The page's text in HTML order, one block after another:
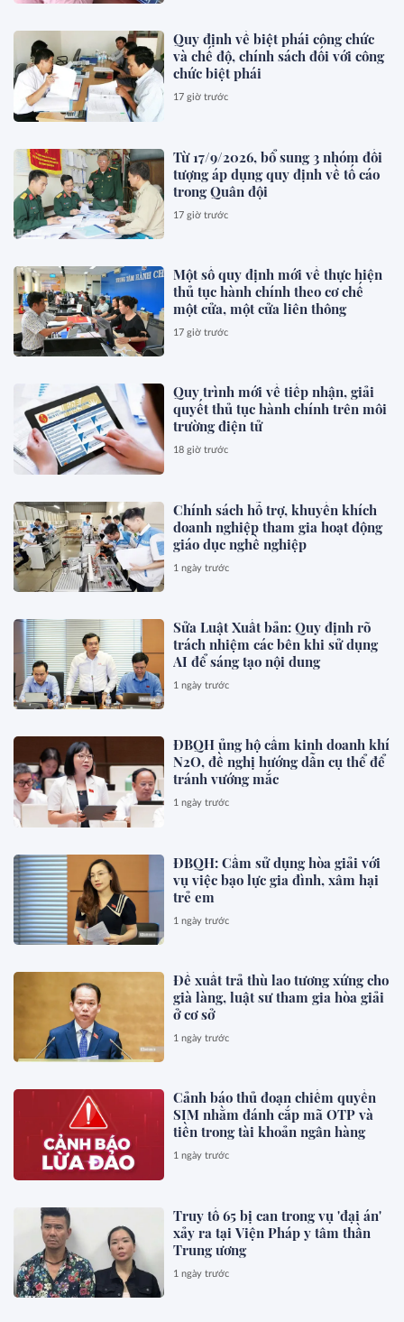
Quy định về biệt phái công chức
và chế độ, chính sách đối với công
chức biệt phái
17 giờ trước
Từ 17/9/2026, bổ sung 3 nhóm đối
tượng áp dụng quy định về tố cáo
trong Quân đội
17 giờ trước
Một số quy định mới về thực hiện
thủ tục hành chính theo cơ chế
một cửa, một cửa liên thông
17 giờ trước
Quy trình mới về tiếp nhận, giải
quyết thủ tục hành chính trên môi
trường điện tử
18 giờ trước
Chính sách hỗ trợ, khuyến khích
doanh nghiệp tham gia hoạt động
giáo dục nghề nghiệp
1 ngày trước
Sửa Luật Xuất bản: Quy định rõ
trách nhiệm các bên khi sử dụng
AI để sáng tạo nội dung
1 ngày trước
ĐBQH ủng hộ cấm kinh doanh khí
N2O, đề nghị hướng dẫn cụ thể để
tránh vướng mắc
1 ngày trước
ĐBQH: Cấm sử dụng hòa giải với
vụ việc bạo lực gia đình, xâm hại
trẻ em
1 ngày trước
Đề xuất trả thù lao tương xứng cho
già làng, luật sư tham gia hòa giải
ở cơ sở
1 ngày trước
Cảnh báo thủ đoạn chiếm quyền
SIM nhằm đánh cắp mã OTP và
tiền trong tài khoản ngân hàng
1 ngày trước
Truy tố 65 bị can trong vụ 'đại án'
xảy ra tại Viện Pháp y tâm thần
Trung ương
1 ngày trước